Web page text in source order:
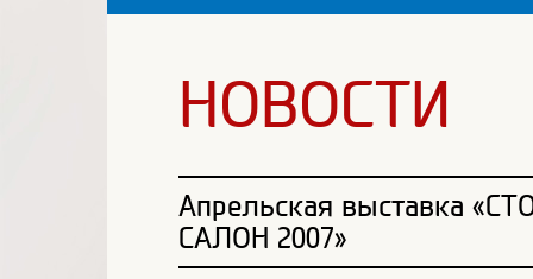
НОВОСТИ
Апрельская выставка
САЛОН 2007»